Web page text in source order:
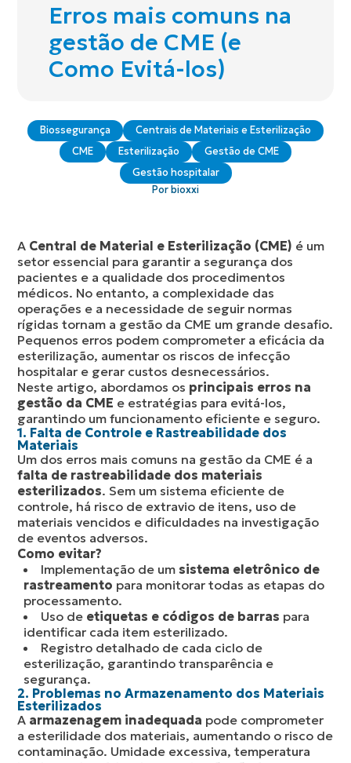
Erros mais comuns na
gestão de CME (e
Como Evitá-los)
Biossegurança
Centrais de Materiais e Esterilização
CME
Esterilização
Gestão de CME
Gestão hospitalar
Por bioxxi
A Central de Material e Esterilização (CME) é um
setor essencial para garantir a segurança dos
pacientes e a qualidade dos procedimentos
médicos. No entanto, a complexidade das
operações e a necessidade de seguir normas
rígidas tornam a gestão da CME um grande desafio.
Pequenos erros podem comprometer a eficácia da
esterilização, aumentar os riscos de infecção
hospitalar e gerar custos desnecessários.
Neste artigo, abordamos os principais erros na
gestão da CME e estratégias para evitá-los,
garantindo um funcionamento eficiente e seguro.
1. Falta de Controle e Rastreabilidade dos
Materiais
Um dos erros mais comuns na gestão da CME é a
falta de rastreabilidade dos materiais
esterilizados. Sem um sistema eficiente de
controle, há risco de extravio de itens, uso de
materiais vencidos e dificuldades na investigação
de eventos adversos.
Como evitar?
Implementação de umsistema eletrônico de
rastreamento para monitorar todas as etapas do
processamento.
Uso de etiquetas e códigos de barras para
identificar cada item esterilizado.
Registro detalhado de cada ciclo de
esterilização, garantindo transparência e
segurança.
2. Problemas no Armazenamento dos Materiais
Esterilizados
A armazenagem inadequada pode comprometer
a esterilidade dos materiais, aumentando o risco de
contaminação. Umidade excessiva, temperatura